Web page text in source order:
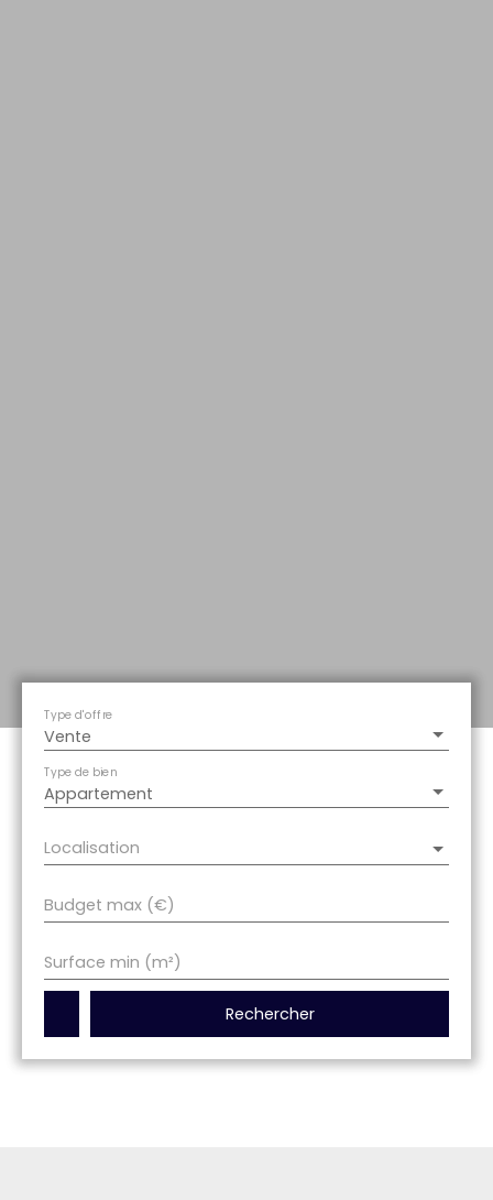
Vente
Type d'offre
Appartement
Type de bien
Localisation
Budget max (€)
Surface min (m²)
Rechercher